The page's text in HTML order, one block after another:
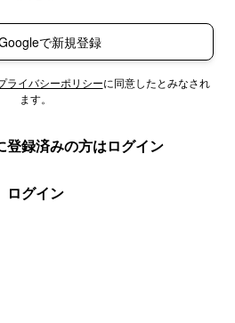
で新規登録
ライバシーポリシーに同意したとみなされ
ます。
登録済みの方はログイン
ログイン